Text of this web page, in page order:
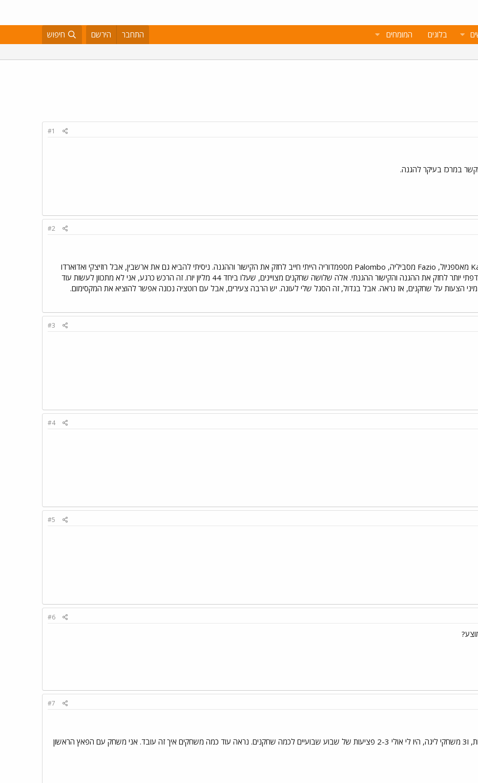
בלוגים המומחים התחבר הירשם חיפוש
#1
במרכז בעיקר להגנה.
#2
עשיתי רכש ראשוני: Kamen מאספניול, Fazio מסביליה, Palombo מספמדוריה הייתי חייב לחזק את הקישור וההגנה. ניסיתי להביא גם את ארשבין, אבל רוזיצקי ואדוארדו
יחזרו עוד חצי שנה, אז העדפתי יותר לחזק את ההגנה והקישור ההגנתי. אלה שלושה שחקנים מצויינים, שעלו ביחד 44 מליון יורו. זה הרכש כרגע, אני לא מתכוון לעשות עוד
מיני הצעות על שחקנים, אז נראה. אבל בגדול, זה הסגל שלי לעונה. יש הרבה צעירים, אבל עם רוטציה נכונה אפשר להוציא את המקסימום.
#3
#4
#5
#6
#7
היו לי 4-5 משחקי ידידיות, ו3 משחקי ליגה, היו לי אולי 2-3 פציעות של שבוע שבועיים לכמה שחקנים. נראה עוד כמה משחקים איך זה עובד. אני משחק עם הפאץ הראשון